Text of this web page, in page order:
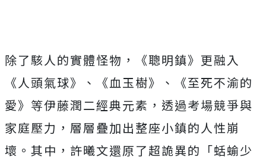
除了駭人的實體怪物，《聰明鎮》更融入
《人頭氣球》、《血玉樹》
、《至死不渝的
愛》等伊藤潤二經典元素， 透過考場競爭與
家庭壓力，層層疊加出整座小鎮的人性崩
壞。其中， 許曦文還原了超詭異的「蛞蝓少